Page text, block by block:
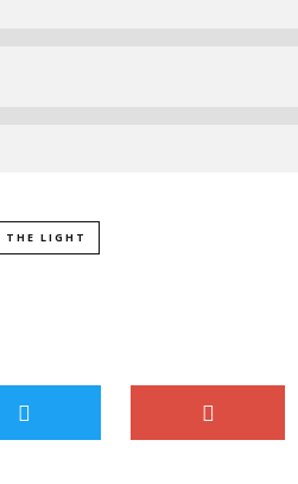
THE LIGHT